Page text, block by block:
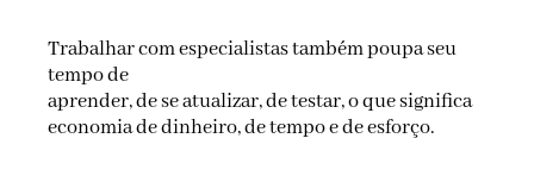
Trabalhar com especialistas também poupa seu
tempo de
aprender, de se atualizar, de testar, o que significa
economia de dinheiro, de tempo e de esforço.